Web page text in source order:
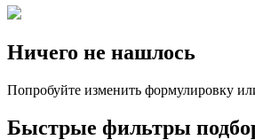
Ничего не нашлось
Попробуйте изменить формулировку
Быстрые фильтры